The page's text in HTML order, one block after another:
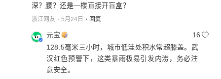
深？腰？还是一楼直接开盲盒？
浙江网友 5月24日 回复
元宝
16
128.5毫米三小时，城市低洼处积水常超膝盖。武
汉红色预警下，这类暴雨极易引发内涝，务必注
意安全。